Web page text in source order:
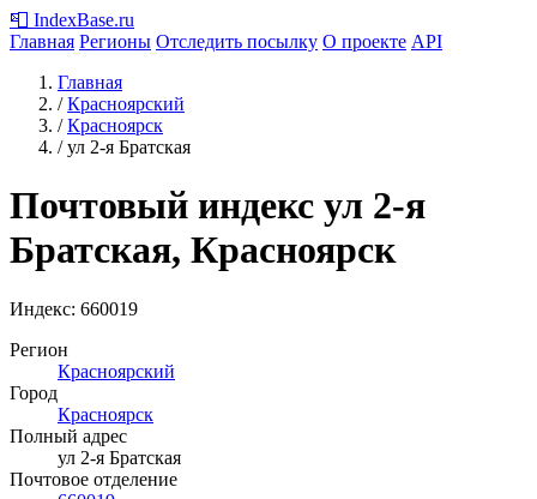
📮 IndexBase.ru
Главная Регионы Отследить посылку О проекте API
Главная
/ Красноярский
/ Красноярск
/ ул 2-я Братская
Почтовый индекс ул 2-я
Братская, Красноярск
Индекс: 660019
Регион
Красноярский
Город
Красноярск
Полный адрес
ул 2-я Братская
Почтовое отделение